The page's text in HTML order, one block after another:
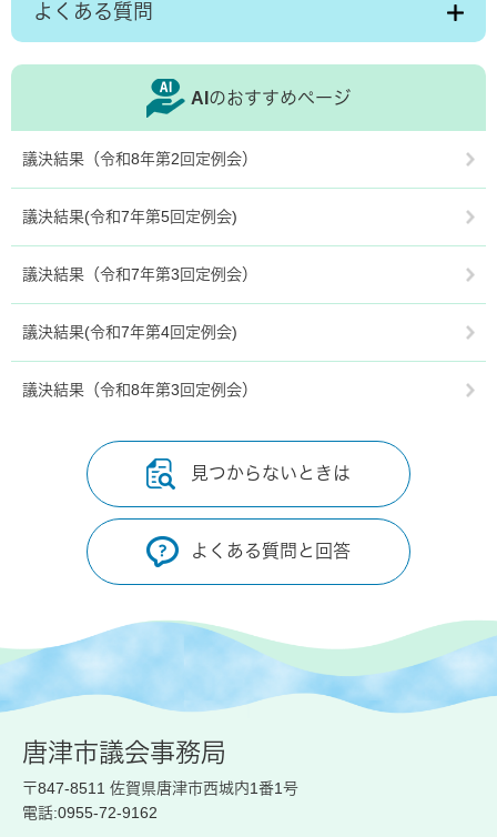
よくある質問
AIのおすすめページ
議決結果（令和8年第2回定例会）
議決結果(令和7年第5回定例会)
議決結果（令和7年第3回定例会）
議決結果(令和7年第4回定例会)
議決結果（令和8年第3回定例会）
見つからないときは
よくある質問と回答
唐津市議会事務局
〒847-8511 佐賀県唐津市西城内1番1号
電話:0955-72-9162